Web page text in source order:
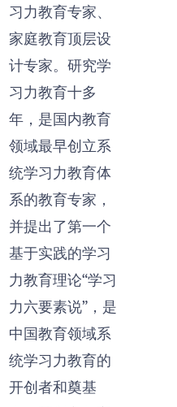
习力教育专家、
家庭教育顶层设
计专家。研究学
习力教育十多
年，是国内教育
领域最早创立系
统学习力教育体
系的教育专家，
并提出了第一个
基于实践的学习
力教育理论“学习
力六要素说”，是
中国教育领域系
统学习力教育的
开创者和奠基